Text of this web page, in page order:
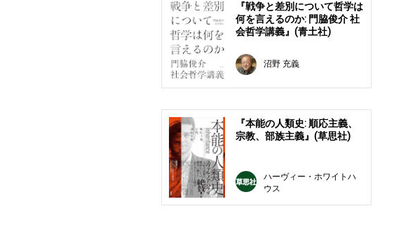
『戦争と差別について哲学は
何を言えるのか: 門脇俊介 社
会哲学講義』(青土社)
沼野 充義
『本能の人類史: 順応主義、
宗教、部族主義』(草思社)
ハーヴィー・ホワイトハ
ウス